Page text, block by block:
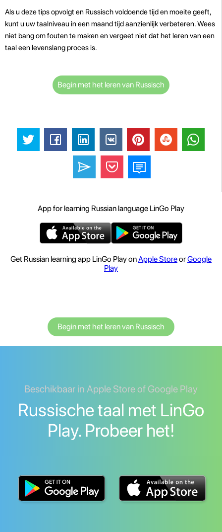
Als u deze tips opvolgt en Russisch voldoende tijd en moeite geeft,
kunt u uw taalniveau in een maand tijd aanzienlijk verbeteren. Wees
niet bang om fouten te maken en vergeet niet dat het leren van een
taal een levenslang proces is.
Begin met het leren van Russisch
App for learning Russian language LinGo Play
Get Russian learning app LinGo Play onApple StoreorGoogle
Play
Begin met het leren van Russisch
Beschikbaar in Apple Store of Google Play
Russische taal met LinGo
Play. Probeer het!